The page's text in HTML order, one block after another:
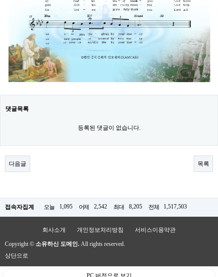
댓글목록
등록된 댓글이 없습니다.
다음글 목록
접속자집계 오늘 1,095 어제 2,542 최대 8,205 전체 1,517,503
회사소개 개인정보처리방침 서비스이용약관
Copyright © 소유하신 도메인. All rights reserved.
상단으로
PC 버전으로 보기